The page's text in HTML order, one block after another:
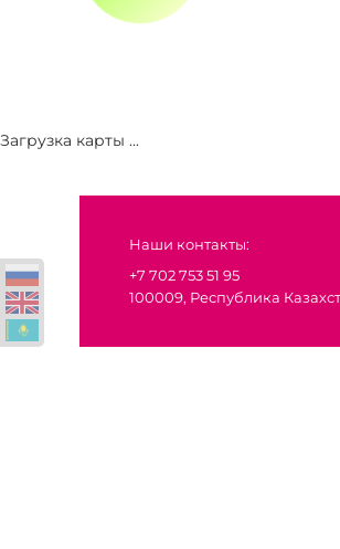
Наши контакты:
+7 702 753 51 95
100009, Республика
Загрузка карты ...